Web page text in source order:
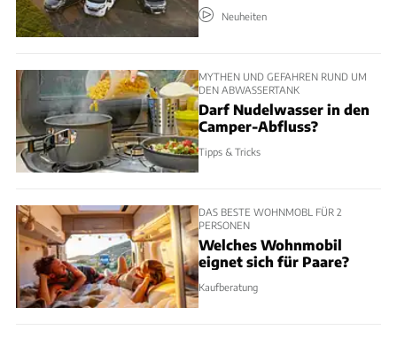
Neuheiten
MYTHEN UND GEFAHREN RUND UM
DEN ABWASSERTANK
Darf Nudelwasser in den
Camper-Abfluss?
Tipps & Tricks
DAS BESTE WOHNMOBL FÜR 2
PERSONEN
Welches Wohnmobil
eignet sich für Paare?
Kaufberatung